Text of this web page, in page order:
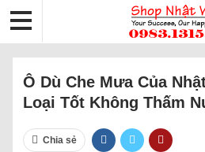
Ô Dù Che Mưa Của
Loại Tốt Không Thấm
Chia sẻ